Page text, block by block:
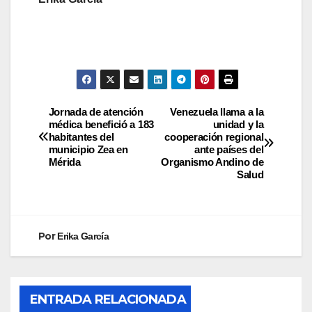
Venezuela llama a la
unidad y la
cooperación regional
ante países del
Organismo Andino de
Salud
Jornada de atención
médica benefició a 183
habitantes del
municipio Zea en
Mérida
PorErika García
ENTRADA RELACIONADA